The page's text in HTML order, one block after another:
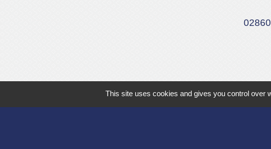
This site uses cookies and gives you control over